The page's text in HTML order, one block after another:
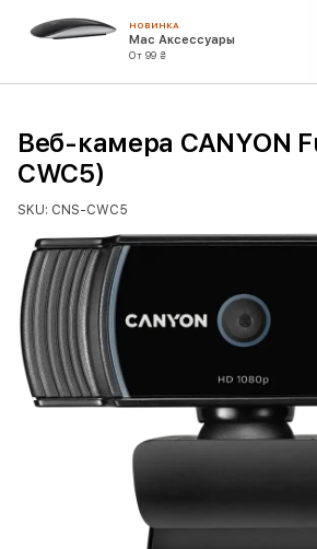
НОВИНКА
Mac Аксессуары
От 99 ₴
Веб-камера CANYON
CWC5)
SKU: CNS-CWC5